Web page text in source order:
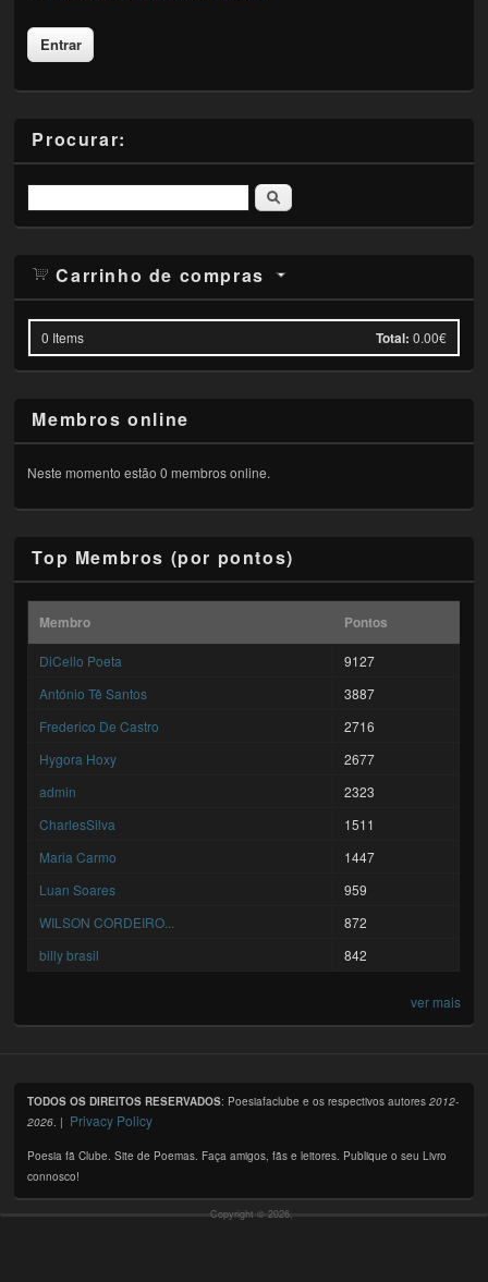
Procurar:
Pesquisar
Carrinho de compras
0 Items Total: 0.00€
Membros online
Neste momento estão 0 membros online.
Top Membros (por pontos)
Membro Pontos
DiCello Poeta
9127
António Tê Santos
3887
Frederico De Castro
2716
Hygora Hoxy
2677
admin
2323
CharlesSilva
1511
Maria Carmo
1447
Luan Soares
959
WILSON CORDEIRO...
872
billy brasil
842
ver mais
TODOS OS DIREITOS RESERVADOS: Poesiafaclube e os respectivos autores2012-
2026 . | Privacy Policy
Poesia fã Clube. Site de Poemas. Faça amigos, fãs e leitores. Publique o seu Livro
connosco!
Copyright © 2026,